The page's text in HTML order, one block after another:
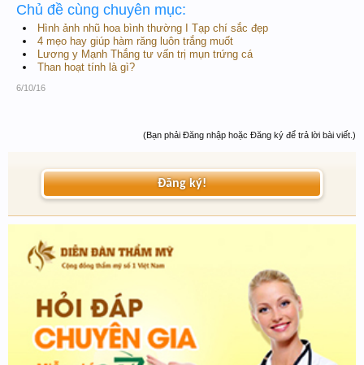
Chủ đề cùng chuyên mục:
Hình ảnh nhũ hoa bình thường I Tạp chí sắc đẹp
4 mẹo hay giúp hàm răng luôn trắng muốt
Lương y Mạnh Thắng tư vấn trị mụn trứng cá
Than hoạt tính là gì?
6/10/16
(Bạn phải Đăng nhập hoặc Đăng ký để trả lời bài viết.)
Đăng ký!